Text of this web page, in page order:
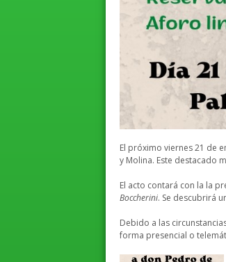
El próximo viernes 21 de
y Molina. Este destacado
El acto contará con la la
Boccherini. Se descubrirá
Debido a las
forma presencial o